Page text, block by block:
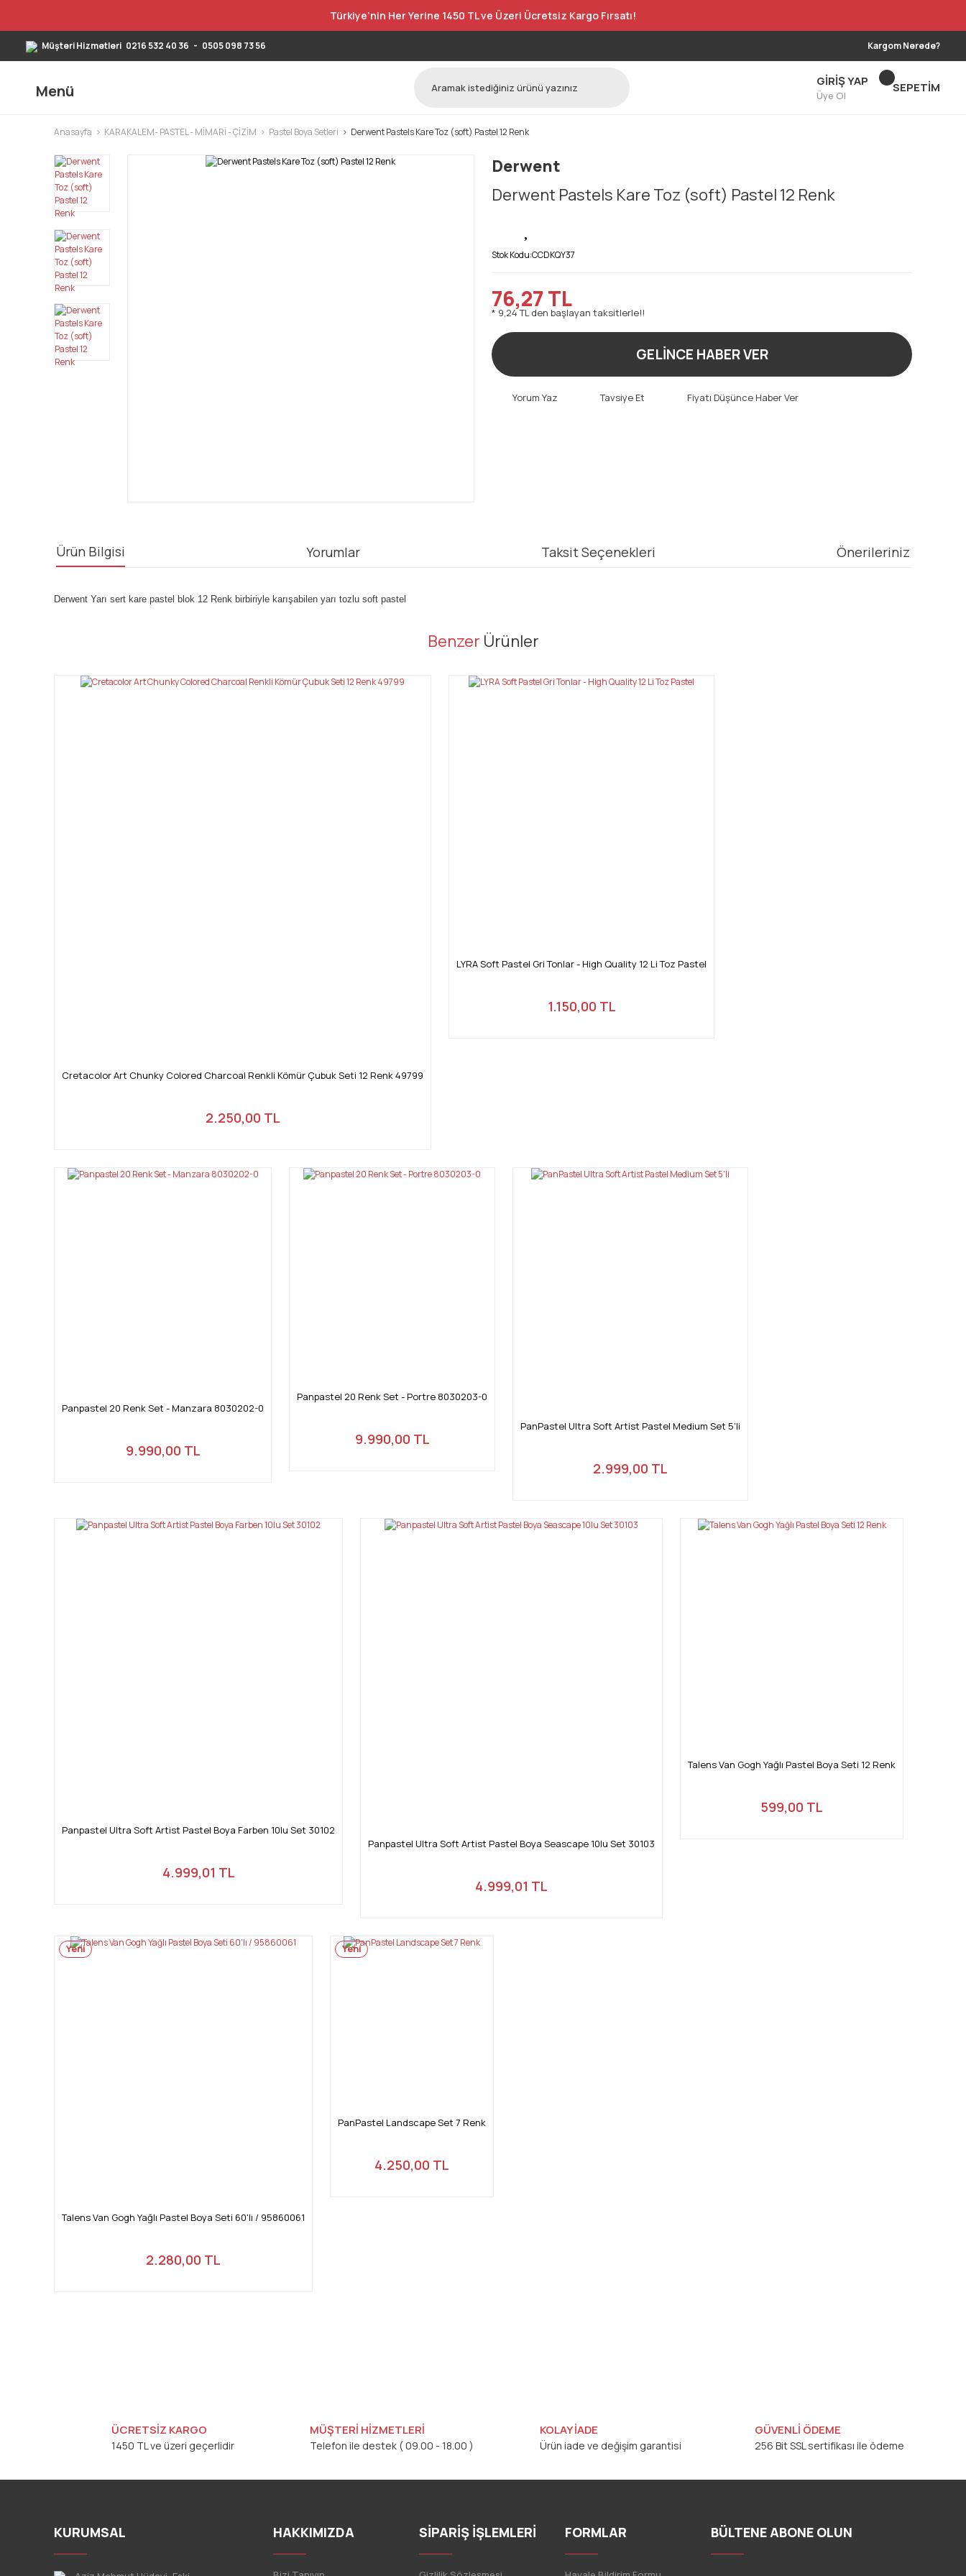
Türkiye’nin Her Yerine 1450 TL ve Üzeri Ücretsiz Kargo Fırsatı!
Müşteri Hizmetleri 0216 532 40 36 - 0505 098 73 56 Kargom Nerede?
Menü
GİRİŞ YAP
Üye Ol
SEPETİM
Anasayfa KARAKALEM- PASTEL - MİMARİ - ÇİZİM Pastel Boya Setleri Derwent Pastels Kare Toz (soft) Pastel 12 Renk
Derwent
Derwent Pastels Kare Toz (soft) Pastel 12 Renk
Stok Kodu:CCDKQY37
76,27 TL
* 9,24 TL den başlayan taksitlerle!!
GELİNCE HABER VER
Yorum Yaz Tavsiye Et Fiyatı Düşünce Haber Ver
Ürün Bilgisi Yorumlar Taksit Seçenekleri Önerileriniz
Derwent Yarı sert kare pastel blok 12 Renk birbiriyle karışabilen yarı tozlu soft pastel
Bu ürünün fiyat bilgisi, resim, ürün açıklamalarında ve diğer konularda yetersiz gördüğünüz noktaları öneri formunu kullanarak tarafımıza iletebilirsiniz.
Ürün resmi kalitesiz, bozuk veya görüntülenemiyor.
Benzer Ürünler
Cretacolor Art Chunky Colored Charcoal Renkli Kömür Çubuk Seti 12 Renk 49799
2.250,00 TL
LYRA Soft Pastel Gri Tonlar - High Quality 12 Li Toz Pastel
1.150,00 TL
Panpastel 20 Renk Set - Manzara 8030202-0
9.990,00 TL
Panpastel 20 Renk Set - Portre 8030203-0
9.990,00 TL
PanPastel Ultra Soft Artist Pastel Medium Set 5'li
2.999,00 TL
Panpastel Ultra Soft Artist Pastel Boya Farben 10lu Set 30102
4.999,01 TL
Panpastel Ultra Soft Artist Pastel Boya Seascape 10lu Set 30103
4.999,01 TL
Talens Van Gogh Yağlı Pastel Boya Seti 12 Renk
599,00 TL
Yeni
Talens Van Gogh Yağlı Pastel Boya Seti 60'lı / 95860061
2.280,00 TL
Yeni
PanPastel Landscape Set 7 Renk
4.250,00 TL
ÜCRETSİZ KARGO
1450 TL ve üzeri geçerlidir
MÜŞTERİ HİZMETLERİ
Telefon ile destek ( 09.00 - 18.00 )
KOLAY İADE
Ürün iade ve değişim garantisi
GÜVENLİ ÖDEME
256 Bit SSL sertifikası ile ödeme
KURUMSAL HAKKIMIZDA SİPARİŞ İŞLEMLERİ FORMLAR BÜLTENE ABONE OLUN